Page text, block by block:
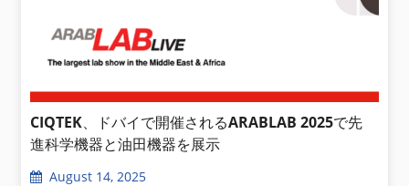
CIQTEK、ドバイで開催されるARABLAB 2025で先
進科学機器と油田機器を展示
August 14, 2025